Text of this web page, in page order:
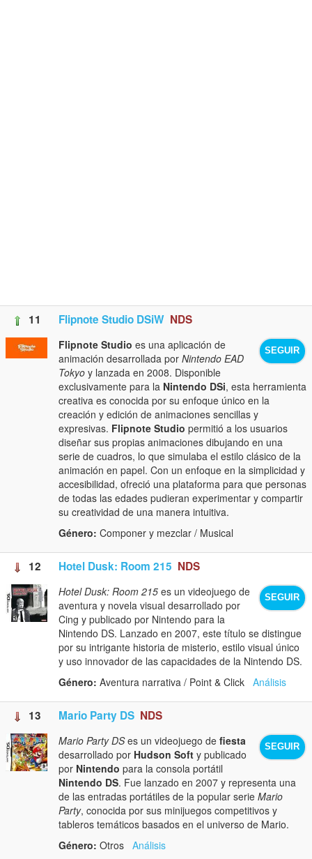
11 Flipnote Studio DSiW NDS
SEGUIR
Flipnote Studio es una aplicación de
animación desarrollada por Nintendo EAD
Tokyo y lanzada en 2008. Disponible
exclusivamente para la Nintendo DSi, esta herramienta
creativa es conocida por su enfoque único en la
creación y edición de animaciones sencillas y
expresivas. Flipnote Studio permitió a los usuarios
diseñar sus propias animaciones dibujando en una
serie de cuadros, lo que simulaba el estilo clásico de la
animación en papel. Con un enfoque en la simplicidad y
accesibilidad, ofreció una plataforma para que personas
de todas las edades pudieran experimentar y compartir
su creatividad de una manera intuitiva.
Género: Componer y mezclar / Musical
12 Hotel Dusk: Room 215 NDS
SEGUIR
Hotel Dusk: Room 215 es un videojuego de
aventura y novela visual desarrollado por
Cing y publicado por Nintendo para la
Nintendo DS. Lanzado en 2007, este título se distingue
por su intrigante historia de misterio, estilo visual único
y uso innovador de las capacidades de la Nintendo DS.
Género: Aventura narrativa / Point & Click Análisis
13 Mario Party DS NDS
SEGUIR
Mario Party DSes un videojuego de fiesta
desarrollado por Hudson Soft y publicado
por Nintendo para la consola portátil
Nintendo DS. Fue lanzado en 2007 y representa una
de las entradas portátiles de la popular serie Mario
Party, conocida por sus minijuegos competitivos y
tableros temáticos basados en el universo de Mario.
Género: Otros Análisis